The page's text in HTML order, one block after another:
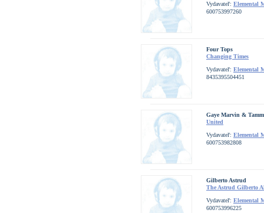
Vydavateľ: Elemental
600753997260
Four Tops
Changing Times
Vydavateľ: Elemental
8435395504451
Gaye Marvin &
United
Vydavateľ: Elemental
600753982808
Gilberto Astrud
The Astrud Gilberto
Vydavateľ: Elemental
600753996225